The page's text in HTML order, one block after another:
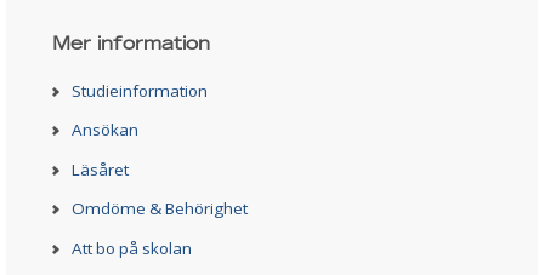
Mer information
Studieinformation
Ansökan
Läsåret
Omdöme & Behörighet
Att bo på skolan